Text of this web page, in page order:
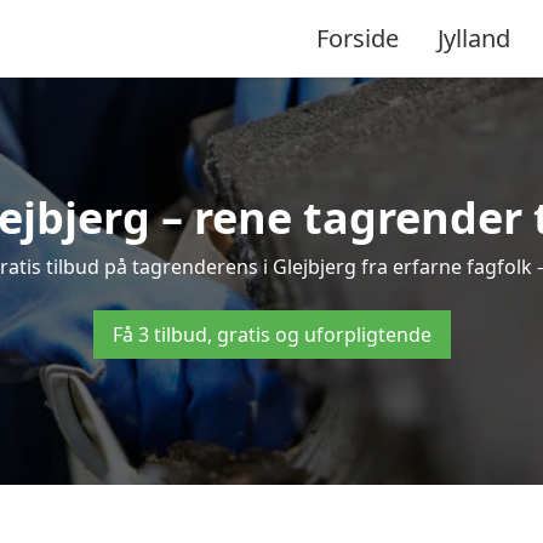
Forside Jylland
– rene
tilbud på tagrenderens i Glejbjerg fra erfarne
Få 3 tilbud, gratis og uforpligtende